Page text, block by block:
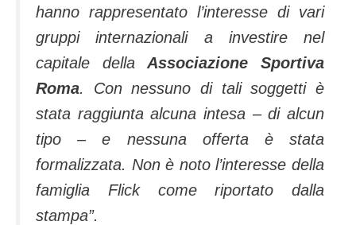
hanno rappresentato l’interesse di vari
gruppi internazionali a investire nel
capitale dellaAssociazione Sportiva
Roma. Con nessuno di tali soggetti è
stata raggiunta alcuna intesa – di alcun
tipo – e nessuna offerta è stata
formalizzata. Non è noto l’interesse della
famiglia Flick come riportato dalla
stampa”.